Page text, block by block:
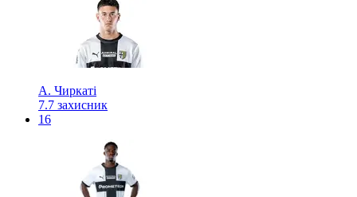
А. Чиркаті
7.7 захисник
16